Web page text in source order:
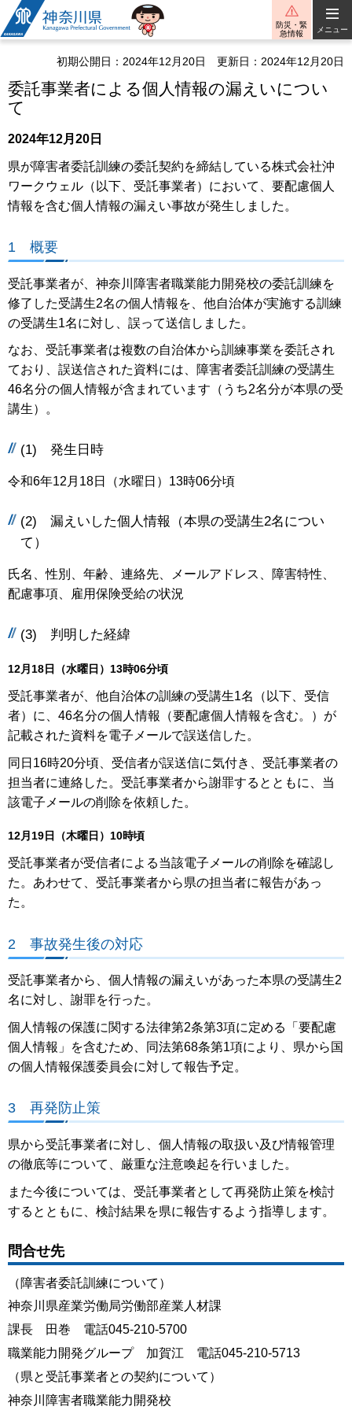
神奈川県
防災・緊
急情報
メニュー
初期公開日：2024年12月20日 更新日：2024年12月20日
委託事業者による個人情報の漏えいについ
て
2024年12月20日
県が障害者委託訓練の委託契約を締結している株式会社沖
ワークウェル（以下、受託事業者）において、要配慮個人
情報を含む個人情報の漏えい事故が発生しました。
1 概要
受託事業者が、神奈川障害者職業能力開発校の委託訓練を
修了した受講生2名の個人情報を、他自治体が実施する訓練
の受講生1名に対し、誤って送信しました。
なお、受託事業者は複数の自治体から訓練事業を委託され
ており、誤送信された資料には、障害者委託訓練の受講生
46名分の個人情報が含まれています（うち2名分が本県の受
講生）。
(1) 発生日時
令和6年12月18日（水曜日）13時06分頃
(2) 漏えいした個人情報（本県の受講生2名につい
て）
氏名、性別、年齢、連絡先、メールアドレス、障害特性、
配慮事項、雇用保険受給の状況
(3) 判明した経緯
12月18日（水曜日）13時06分頃
受託事業者が、他自治体の訓練の受講生1名（以下、受信
者）に、46名分の個人情報（要配慮個人情報を含む。）が
記載された資料を電子メールで誤送信した。
同日16時20分頃、受信者が誤送信に気付き、受託事業者の
担当者に連絡した。受託事業者から謝罪するとともに、当
該電子メールの削除を依頼した。
12月19日（木曜日）10時頃
受託事業者が受信者による当該電子メールの削除を確認し
た。あわせて、受託事業者から県の担当者に報告があっ
た。
2 事故発生後の対応
受託事業者から、個人情報の漏えいがあった本県の受講生2
名に対し、謝罪を行った。
個人情報の保護に関する法律第2条第3項に定める「要配慮
個人情報」を含むため、同法第68条第1項により、県から国
の個人情報保護委員会に対して報告予定。
3 再発防止策
県から受託事業者に対し、個人情報の取扱い及び情報管理
の徹底等について、厳重な注意喚起を行いました。
また今後については、受託事業者として再発防止策を検討
するとともに、検討結果を県に報告するよう指導します。
問合せ先
（障害者委託訓練について）
神奈川県産業労働局労働部産業人材課
課長 田巻 電話045-210-5700
職業能力開発グループ 加賀江 電話045-210-5713
（県と受託事業者との契約について）
神奈川障害者職業能力開発校